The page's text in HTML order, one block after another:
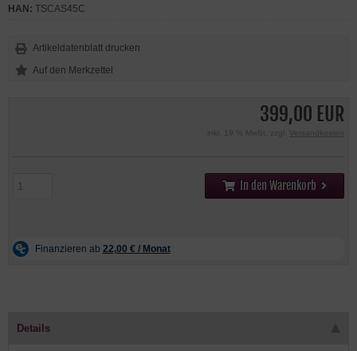
399,00 EUR
inkl. 19 % MwSt. zzgl. Versandkosten
In den Warenkorb
HAN: TSCAS45C
Artikeldatenblatt drucken
Details